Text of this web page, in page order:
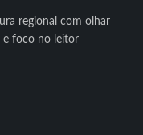
regional com olhar
e foco no leitor